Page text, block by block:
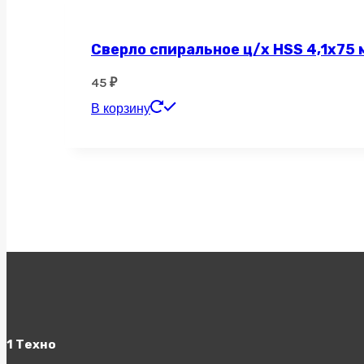
Сверло спиральное ц/х HSS 4,1х75
45 ₽
В корзину
1 Техно